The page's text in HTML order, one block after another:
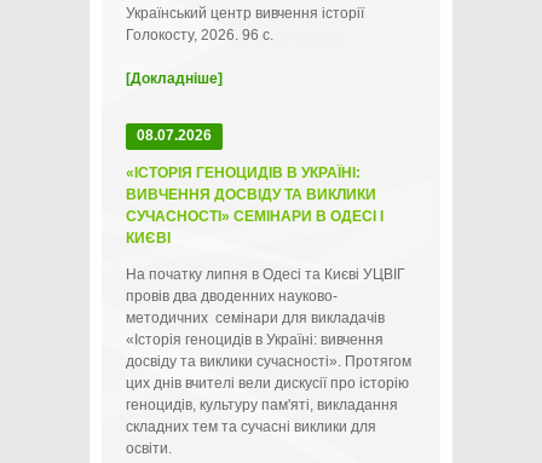
Український центр вивчення історії
Голокосту, 2026. 96 с.
[Докладніше]
08.07.2026
«ІСТОРІЯ ГЕНОЦИДІВ В УКРАЇНІ:
ВИВЧЕННЯ ДОСВІДУ ТА ВИКЛИКИ
СУЧАСНОСТІ» СЕМІНАРИ В ОДЕСІ І
КИЄВІ
На початку липня в Одесі та Києві УЦВІГ
провів два дводенних науково-
методичних семінари для викладачів
«Історія геноцидів в Україні: вивчення
досвіду та виклики сучасності». Протягом
цих днів вчителі вели дискусії про історію
геноцидів, культуру пам'яті, викладання
складних тем та сучасні виклики для
освіти.